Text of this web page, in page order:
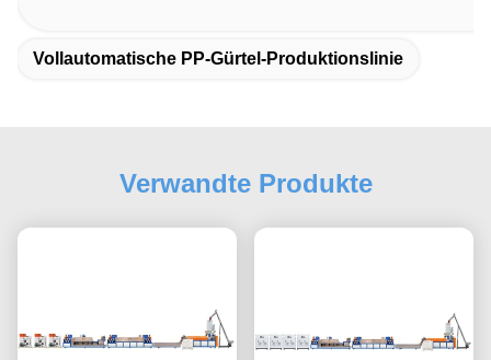
Vollautomatische PP-Gürtel-Produktionslinie
Verwandte Produkte